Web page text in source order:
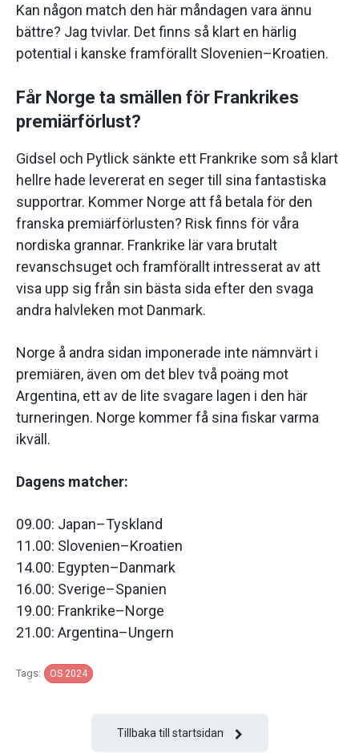
Kan någon match den här måndagen vara ännu
bättre? Jag tvivlar. Det finns så klart en härlig
potential i kanske framförallt Slovenien–Kroatien.
Får Norge ta smällen för Frankrikes
premiärförlust?
Gidsel och Pytlick sänkte ett Frankrike som så klart
hellre hade levererat en seger till sina fantastiska
supportrar. Kommer Norge att få betala för den
franska premiärförlusten? Risk finns för våra
nordiska grannar. Frankrike lär vara brutalt
revanschsuget och framförallt intresserat av att
visa upp sig från sin bästa sida efter den svaga
andra halvleken mot Danmark.
Norge å andra sidan imponerade inte nämnvärt i
premiären, även om det blev två poäng mot
Argentina, ett av de lite svagare lagen i den här
turneringen. Norge kommer få sina fiskar varma
ikväll.
Dagens matcher:
09.00: Japan–Tyskland
11.00: Slovenien–Kroatien
14.00: Egypten–Danmark
16.00: Sverige–Spanien
19.00: Frankrike–Norge
21.00: Argentina–Ungern
Tags: OS 2024
Tillbaka till startsidan